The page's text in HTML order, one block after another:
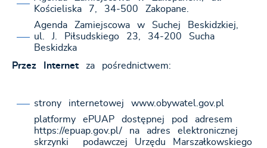
Kościeliska 7, 34-500 Zakopane.
Agenda Zamiejscowa w Suchej Beskidzkiej,
ul. J. Piłsudskiego 23, 34-200 Sucha
Beskidzka
Przez Internet za pośrednictwem:
strony internetowej www.obywatel.gov.pl
platformy ePUAP dostępnej pod adresem
https://epuap.gov.pl/ na adres elektronicznej
skrzynki podawczej Urzędu Marszałkowskiego